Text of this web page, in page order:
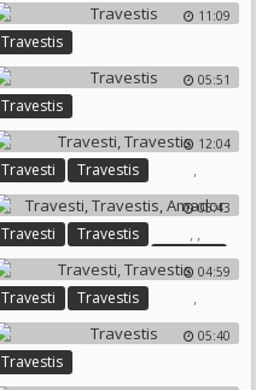
11:09
Travestis
05:51
Travestis
12:04
Travesti ,
Travestis
05:43
Travesti ,
Travestis ,
Amador
04:59
Travesti ,
Travestis
05:40
Travestis